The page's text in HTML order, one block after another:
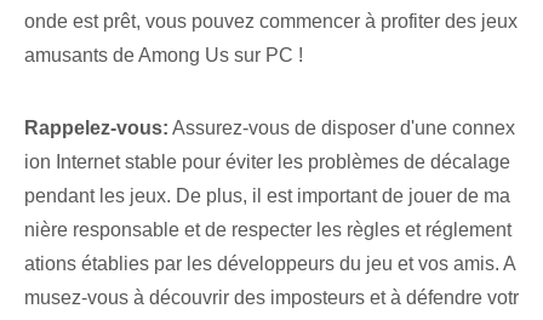
onde est prêt, vous pouvez commencer à profiter des jeux
amusants de Among Us sur PC !
Rappelez-vous: Assurez-vous de disposer d'une connex
ion Internet stable pour éviter les problèmes de décalage
pendant les jeux. De plus, il est important de jouer de ma
nière responsable et de respecter les règles et réglement
ations établies par les développeurs du jeu et vos amis. A
musez-vous à découvrir des imposteurs et à défendre votr